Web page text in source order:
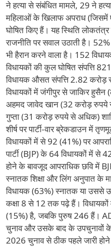
ने हत्या से संबंधित मामले, 29 ने
महिलाओं के खिलाफ अपराध (जिसमें
घोषित किए हैं। यह स्थिति
राजनीति पर सवाल उठाती है।
भी हैरान करने वाला है। 152
विधायकों की कुल घोषित संपत्ति
विधायक औसत संपत्ति 2.82
विधायकों में जंगीपुर से जाकिर
अहमद जावेद खान (32 करोड़ रुपये
गुप्ता (31 करोड़ रुपये से अधिक)
शीर्ष पर पार्टी-वार ब्रेकडाउन में
विधायकों में से 92 (41%) पर
पार्टी (BJP) के 64 विधायकों में से
होने के बावजूद आपराधिक छवि में
स्नातक शिक्षा और लिंग अनुपात के
विधायक (63%) स्नातक या उससे
कक्षा 8 से 12 तक पढ़े हैं।
(15%) है, जबकि पुरुष 246 हैं।
चुनाव और उसके बाद के उपचुनावों
2026 चुनाव से ठीक पहले जारी होने